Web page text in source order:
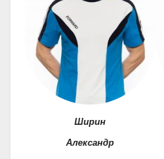
Ширин
Александр